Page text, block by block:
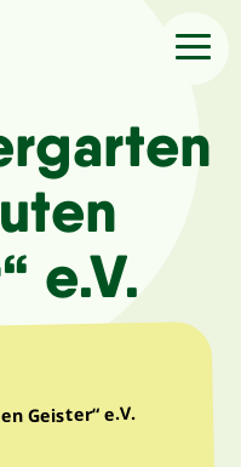
e.V.
Geister“ e.V.